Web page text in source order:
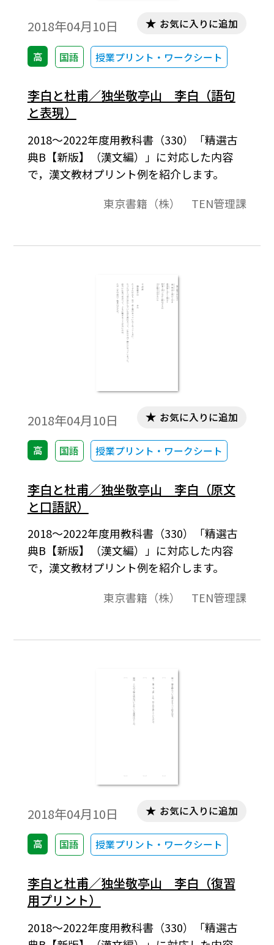
2018年04月10日
高 国語 授業プリント・ワークシート
お気に入りに追加
李白と杜甫／独坐敬亭山 李白（語句
と表現）
2018～2022年度用教科書（330）「精選古
典B【新版】（漢文編）」に対応した内容
で，漢文教材プリント例を紹介します。
東京書籍（株） TEN管理課
2018年04月10日
高 国語 授業プリント・ワークシート
お気に入りに追加
李白と杜甫／独坐敬亭山 李白（原文
と口語訳）
2018～2022年度用教科書（330）「精選古
典B【新版】（漢文編）」に対応した内容
で，漢文教材プリント例を紹介します。
東京書籍（株） TEN管理課
2018年04月10日
高 国語 授業プリント・ワークシート
お気に入りに追加
李白と杜甫／独坐敬亭山 李白（復習
用プリント）
2018～2022年度用教科書（330）「精選古